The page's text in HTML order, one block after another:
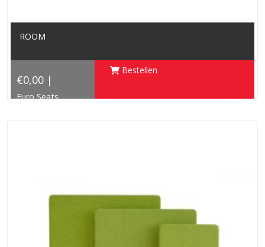
ROOM
€0,00 |
Euro Seats
Bestellen